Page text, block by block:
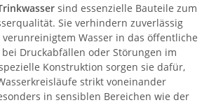
sind essenzielle Bauteile zum
Sie verhindern zuverlässig
verunreinigtem Wasser in das öffentliche
Druckabfällen oder Störungen im
Konstruktion sorgen sie dafür,
strikt voneinander
in sensiblen Bereichen wie der